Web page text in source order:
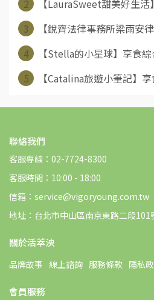
2
【LauraSweet甜美好生
3
【銳齊法律事務所梁雨安
4
【Stella的小星球】享食
5
【Catalina旅遊小筆記】
聯絡我們
客服專線：02-7724-8300
客服時間：10:00 - 18:00
信箱：service@vigoryoung.com.tw
地址：台北市中山區南京東路二段101
關於活萃泱
品牌故事 線上諮詢 服務條款 隱私
會員服務